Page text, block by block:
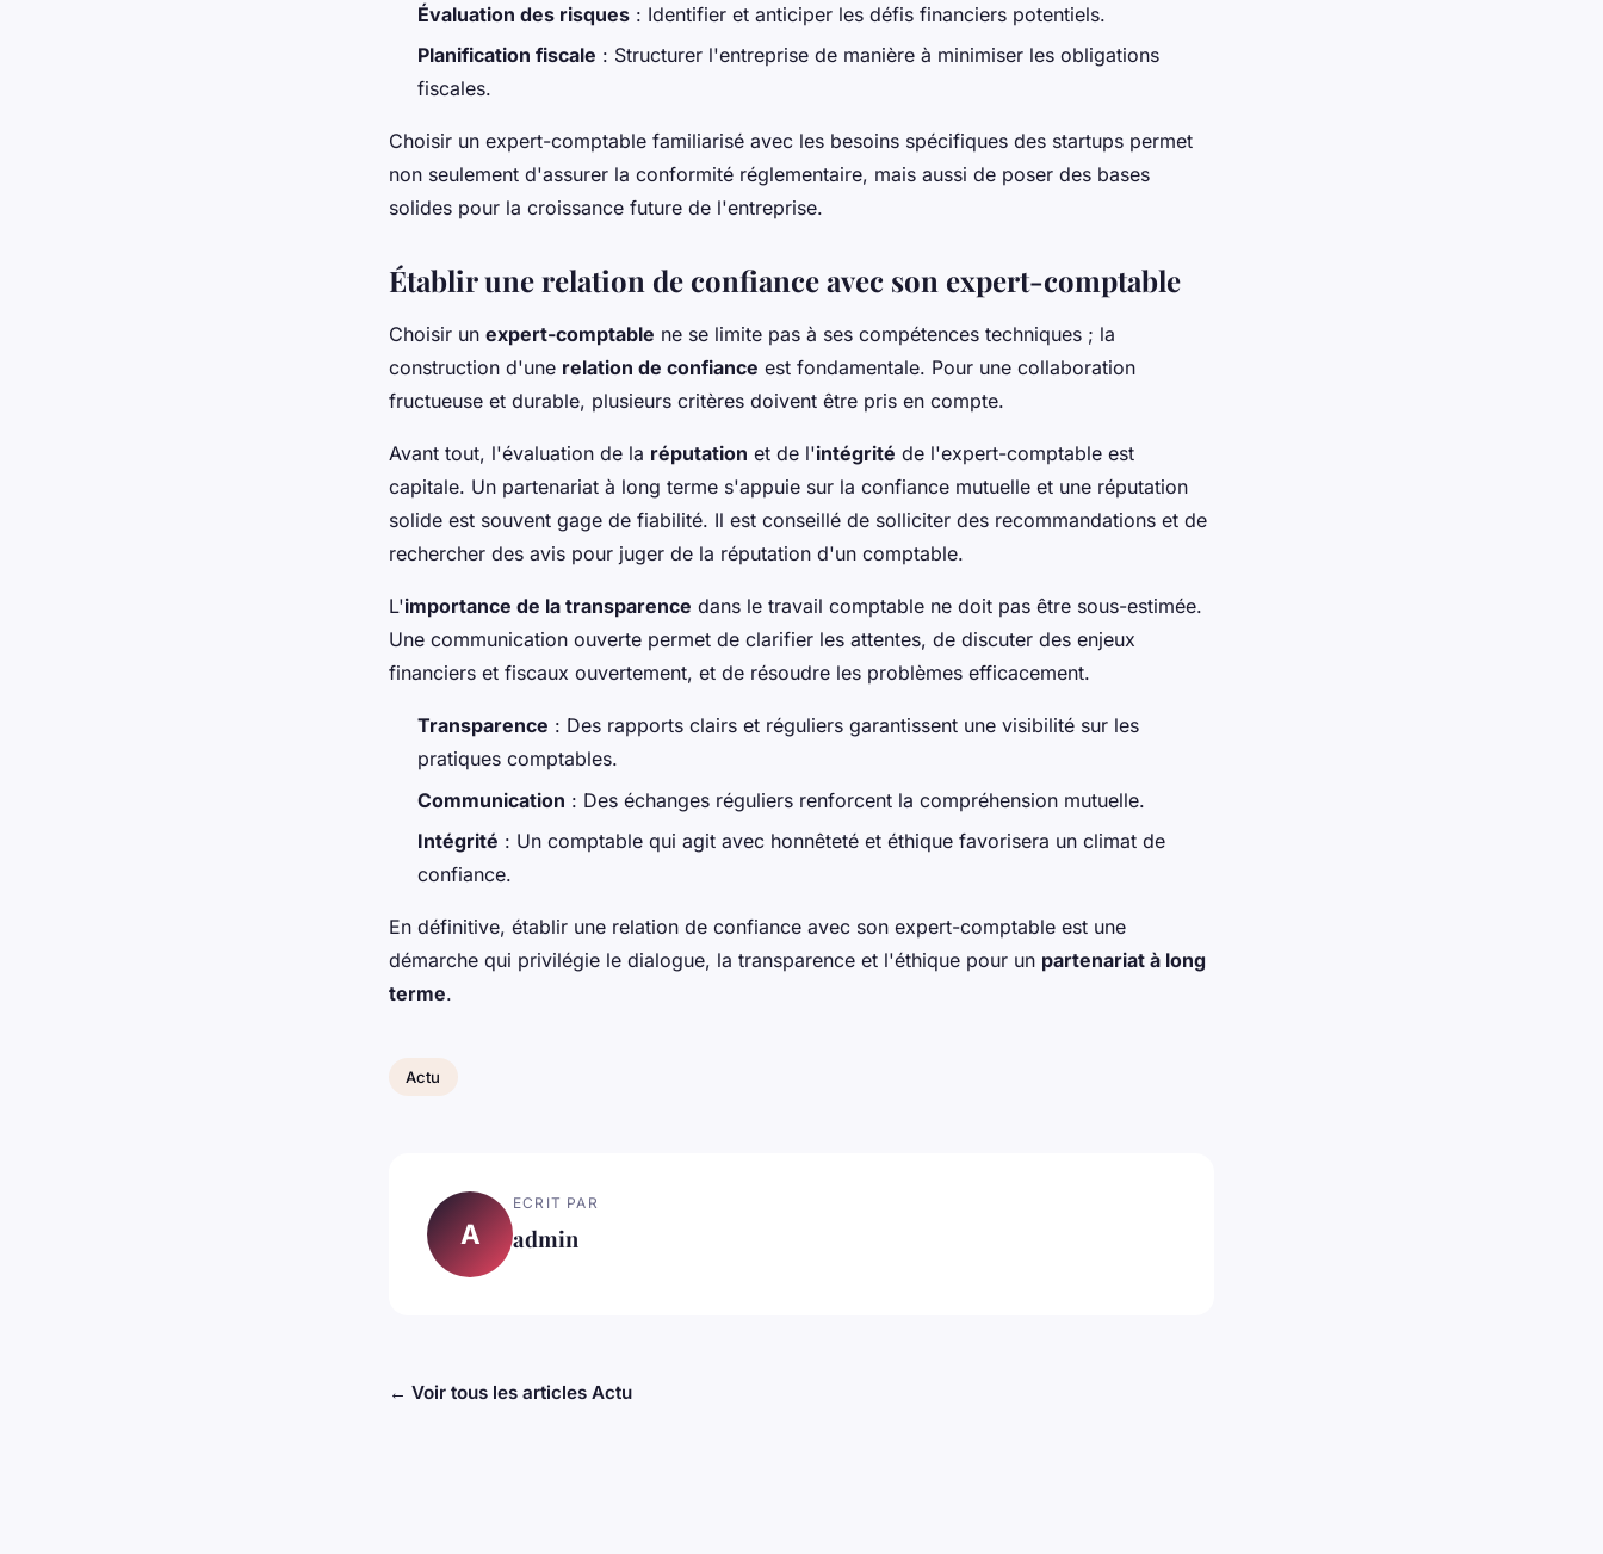
Évaluation des risques : Identifier et anticiper les défis financiers potentiels.
Planification fiscale : Structurer l'entreprise de manière à minimiser les obligations
fiscales.
Choisir un expert-comptable familiarisé avec les besoins spécifiques des startups permet
non seulement d'assurer la conformité réglementaire, mais aussi de poser des bases
solides pour la croissance future de l'entreprise.
Établir une relation de confiance avec son expert-comptable
Choisir un expert-comptable ne se limite pas à ses compétences techniques ; la
construction d'une relation de confiance est fondamentale. Pour une collaboration
fructueuse et durable, plusieurs critères doivent être pris en compte.
Avant tout, l'évaluation de la réputation et de l'intégrité de l'expert-comptable est
capitale. Un partenariat à long terme s'appuie sur la confiance mutuelle et une réputation
solide est souvent gage de fiabilité. Il est conseillé de solliciter des recommandations et de
rechercher des avis pour juger de la réputation d'un comptable.
L'importance de la transparence dans le travail comptable ne doit pas être sous-estimée.
Une communication ouverte permet de clarifier les attentes, de discuter des enjeux
financiers et fiscaux ouvertement, et de résoudre les problèmes efficacement.
Transparence : Des rapports clairs et réguliers garantissent une visibilité sur les
pratiques comptables.
Communication : Des échanges réguliers renforcent la compréhension mutuelle.
Intégrité : Un comptable qui agit avec honnêteté et éthique favorisera un climat de
confiance.
En définitive, établir une relation de confiance avec son expert-comptable est une
démarche qui privilégie le dialogue, la transparence et l'éthique pour un partenariat à long
terme.
Actu
A
ECRIT PAR
admin
← Voir tous les articles Actu